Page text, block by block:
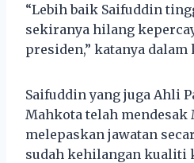
“Lebih baik Saifuddin
sekiranya hilang
presiden,” katanya dalam
Saifuddin yang juga Ahli
Mahkota telah mendesak
melepaskan jawatan
sudah kehilangan kualiti